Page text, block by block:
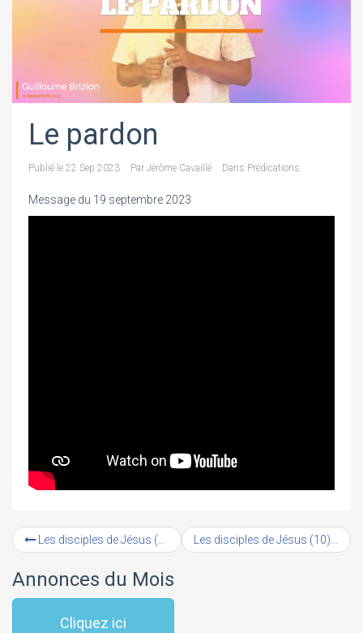
Le pardon
Publié le 22 Sep 2023 Par Jérôme Cavaillé Dans Prédications
Message du 19 septembre 2023
Les disciples de Jésus (10) : Pierre (#7) – Qu’est-ce que Jésus pourrait me reprocher ? (1/2)
Annonces du Mois
Cliquez ici